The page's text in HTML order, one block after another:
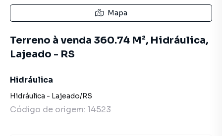
Mapa
Terreno à venda 360.74 M², Hidráulica,
Lajeado - RS
Hidráulica
Hidráulica - Lajeado/RS
Código de origem: 14523